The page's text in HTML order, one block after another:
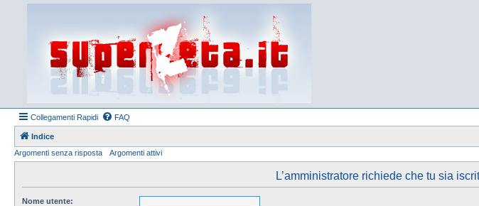
Collegamenti Rapidi FAQ
Indice
Argomenti senza risposta
Argomenti attivi
L’amministratore richiede che tu sia
Nome utente: